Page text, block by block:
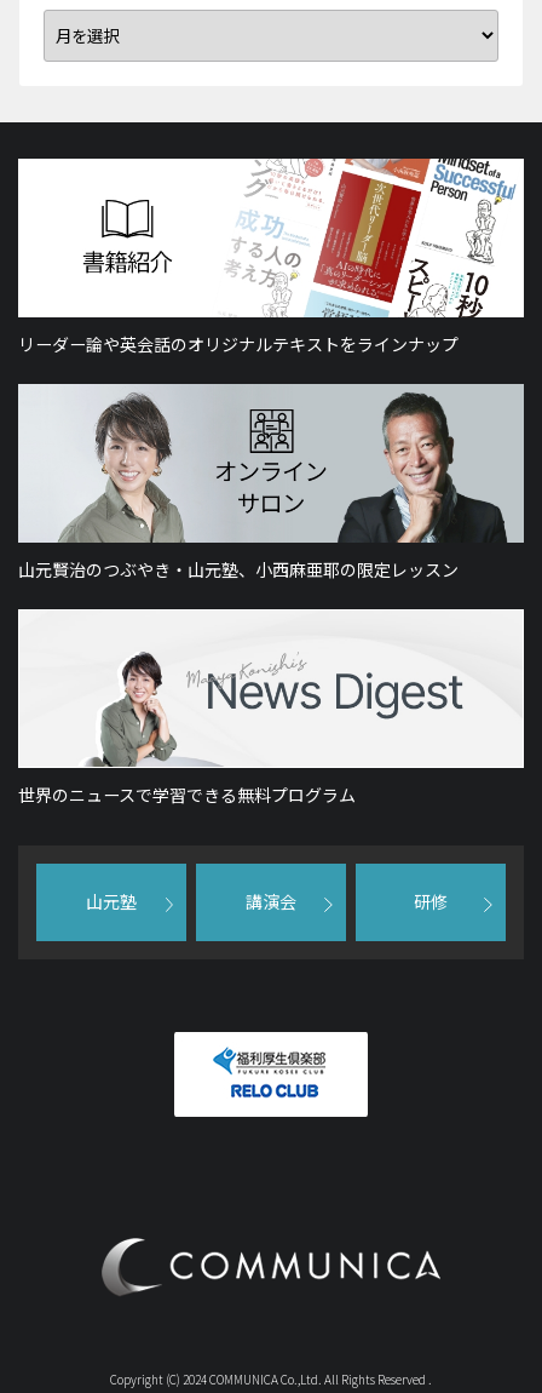
リーダー論や英会話のオリジナルテキストをラインナップ
山元賢治のつぶやき・山元塾、小西麻亜耶の限定レッスン
世界のニュースで学習できる無料プログラム
山元塾 講演会 研修
Copyright (C) 2024 COMMUNICA Co.,Ltd. All Rights Reserved .